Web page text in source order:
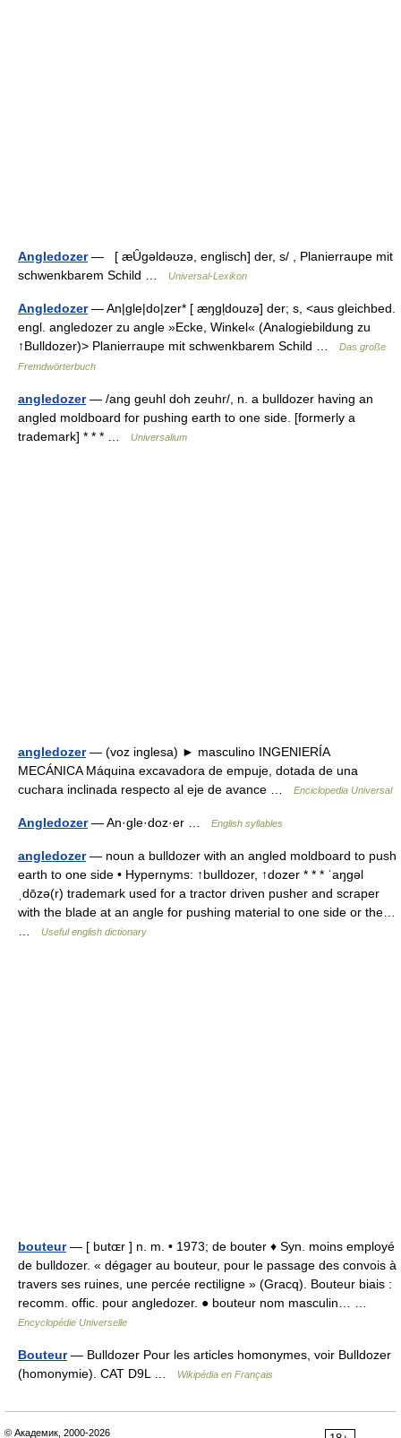
Angledozer— [ æȖgəldəʊzə, englisch] der, s/ , Planierraupe mit
schwenkbarem Schild …
Universal-Lexikon
Angledozer— An|gle|do|zer* [ æŋgl̩douzə] der; s, <aus gleichbed.
engl. angledozer zu angle »Ecke, Winkel« (Analogiebildung zu
↑Bulldozer)> Planierraupe mit schwenkbarem Schild …
Das große
Fremdwörterbuch
angledozer— /ang geuhl doh zeuhr/, n. a bulldozer having an
angled moldboard for pushing earth to one side. [formerly a
trademark] * * * …
Universalium
angledozer— (voz inglesa) ► masculino INGENIERÍA
MECÁNICA Máquina excavadora de empuje, dotada de una
cuchara inclinada respecto al eje de avance …
Enciclopedia Universal
Angledozer— An·gle·doz·er … English syllables
angledozer— noun a bulldozer with an angled moldboard to push
earth to one side • Hypernyms: ↑bulldozer, ↑dozer * * * ˈaŋgəl
ˌdōzə(r) trademark used for a tractor driven pusher and scraper
with the blade at an angle for pushing material to one side or the…
Useful english dictionary
bouteur— [ butɶr ] n. m. • 1973; de bouter ♦ Syn. moins employé
de bulldozer. « dégager au bouteur, pour le passage des convois à
travers ses ruines, une percée rectiligne » (Gracq). Bouteur biais :
recomm. offic. pour angledozer. ● bouteur nom masculin… …
Encyclopédie Universelle
Bouteur— Bulldozer Pour les articles homonymes, voir Bulldozer
(homonymie). CAT D9L …
Wikipédia en Français
© Академик, 2000-2026